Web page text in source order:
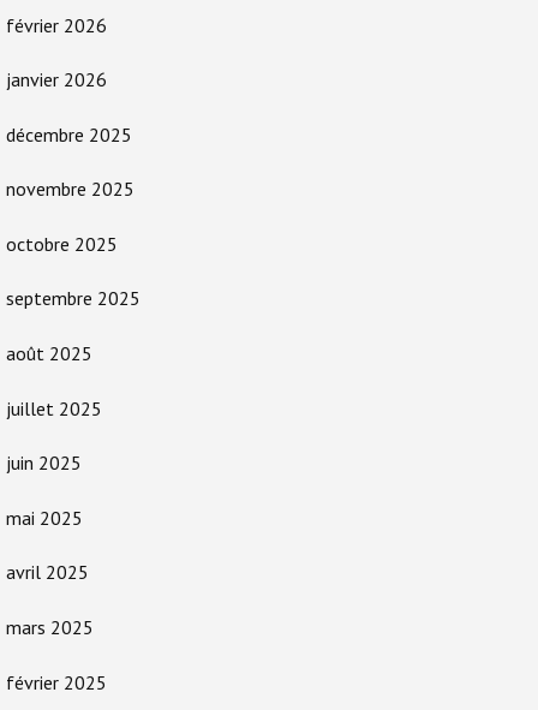
février 2026
janvier 2026
décembre 2025
novembre 2025
octobre 2025
septembre 2025
août 2025
juillet 2025
juin 2025
mai 2025
avril 2025
mars 2025
février 2025